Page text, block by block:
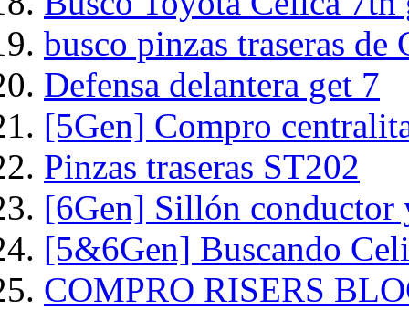
busco pinzas traseras de
Defensa delantera get 7
[5Gen] Compro
Pinzas traseras ST202
[6Gen] Sillón conductor
[5&6Gen] Buscando
COMPRO RISERS